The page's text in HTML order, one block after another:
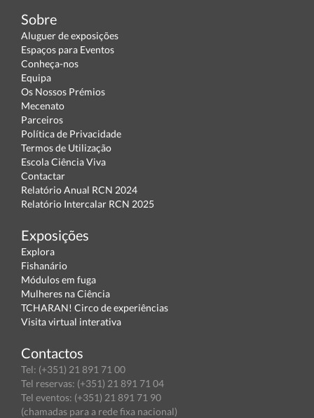
Sobre
Aluguer de exposições
Espaços para Eventos
Conheça-nos
Equipa
Os Nossos Prémios
Mecenato
Parceiros
Política de Privacidade
Termos de Utilização
Escola Ciência Viva
Contactar
Relatório Anual RCN 2024
Relatório Intercalar RCN 2025
Exposições
Explora
Fishanário
Módulos em fuga
Mulheres na Ciência
TCHARAN! Circo de experiências
Visita virtual interativa
Contactos
Tel: (+351) 21 891 71 00
Tel reservas: (+351) 21 891 71 04
Tel eventos: (+351) 21 891 71 90
(chamadas para a rede fixa nacional)